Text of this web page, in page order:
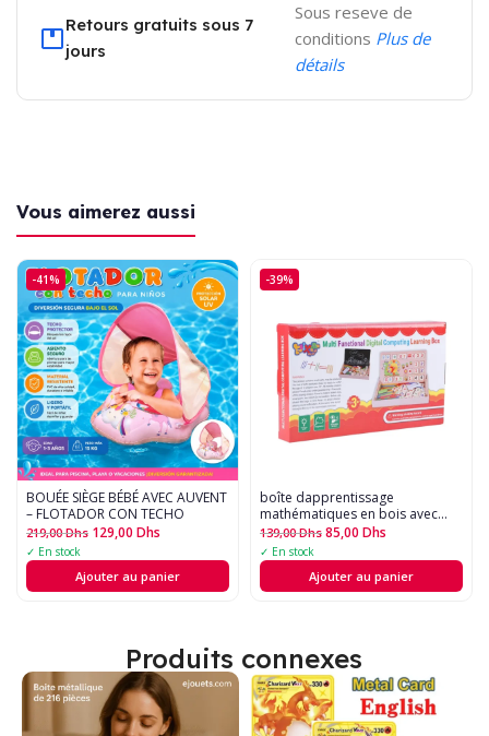
Retours gratuits sous 7
jours
Sous reseve de
conditions Plus de
détails
Vous aimerez aussi
-41%
BOUÉE SIÈGE BÉBÉ AVEC AUVENT
– FLOTADOR CON TECHO
219,00Dhs 129,00 Dhs
✓ En stock
Ajouter au panier
-39%
boîte dapprentissage
mathématiques en bois avec
tableau noir
139,00Dhs 85,00 Dhs
✓ En stock
Ajouter au panier
Produits connexes